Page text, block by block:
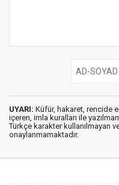
UYARI: Küfür, hakaret, rencide
içeren, imla kuralları ile
Türkçe karakter kullanılmayan
onaylanmamaktadır.